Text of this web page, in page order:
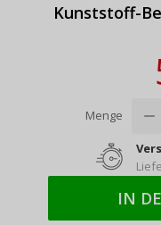
Kunststoff-
Menge
IN